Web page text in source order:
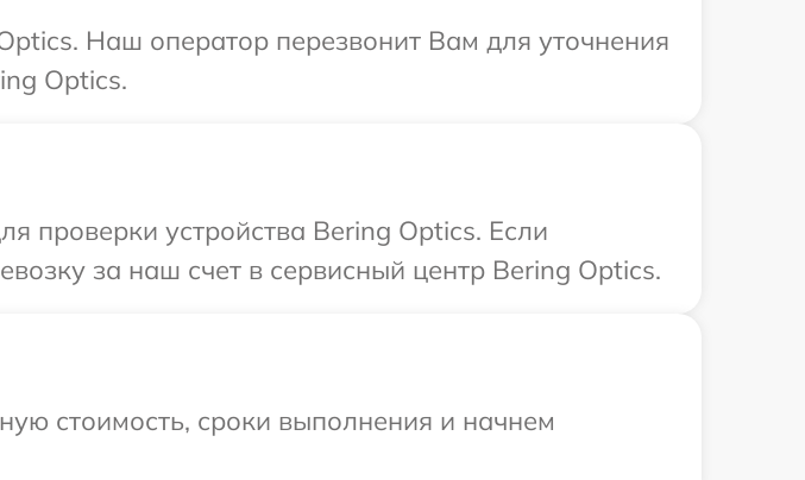
Наш оператор перезвонит Вам для уточнения
Optics.
проверки устройства Bering Optics. Если
за наш счет в сервисный центр Bering Optics.
стоимость, сроки выполнения и начнем